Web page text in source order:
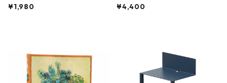
ch 3532 ルートート WR.ポーチ.ラ
¥1,980
AKU Timeless 100パーセント ス
¥4,400